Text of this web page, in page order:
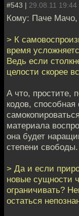
#543 | 29.08.11 19:44
Кому: Паче Мачо,
> К
время
Ведь если
целости скорее
А что, простите,
кодов,
материала
она будет
степени свободы.
> Да и если
новые сущности
ограничивать?
остаться